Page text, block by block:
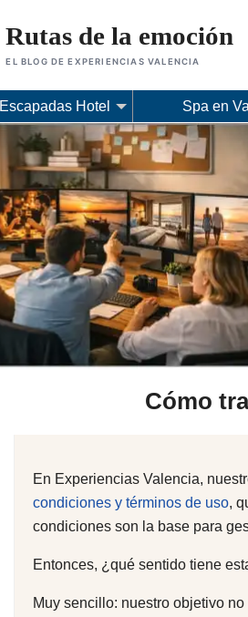
Rutas de la emoción
EL BLOG DE EXPERIENCIAS VALENCIA
Escapadas Hotel Spa en
Cómo
En Experiencias Valencia,
condiciones y términos de uso,
condiciones son la base para
Entonces, ¿qué sentido tiene
Muy sencillo: nuestro objetivo